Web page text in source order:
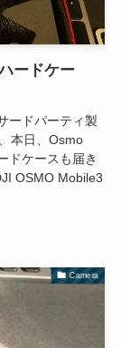
ードケー
ードパーティ製
本日、Osmo
ドケースも届き
OSMO Mobile3
Camera